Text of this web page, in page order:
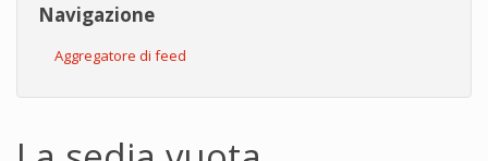
Navigazione
Aggregatore di feed